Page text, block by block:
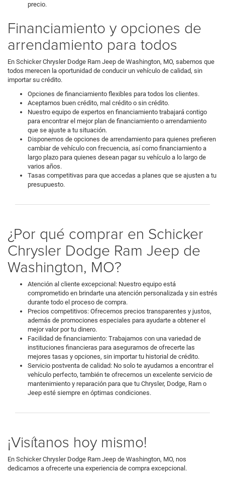
precio.
Financiamiento y opciones de
arrendamiento para todos
En Schicker Chrysler Dodge Ram Jeep de Washington, MO, sabemos que
todos merecen la oportunidad de conducir un vehículo de calidad, sin
importar su crédito.
Opciones de financiamiento flexibles para todos los clientes.
Aceptamos buen crédito, mal crédito o sin crédito.
Nuestro equipo de expertos en financiamiento trabajará contigo
para encontrar el mejor plan de financiamiento o arrendamiento
que se ajuste a tu situación.
Disponemos de opciones de arrendamiento para quienes prefieren
cambiar de vehículo con frecuencia, así como financiamiento a
largo plazo para quienes desean pagar su vehículo a lo largo de
varios años.
Tasas competitivas para que accedas a planes que se ajusten a tu
presupuesto.
¿Por qué comprar en Schicker
Chrysler Dodge Ram Jeep de
Washington, MO?
Atención al cliente excepcional: Nuestro equipo está
comprometido en brindarte una atención personalizada y sin estrés
durante todo el proceso de compra.
Precios competitivos: Ofrecemos precios transparentes y justos,
además de promociones especiales para ayudarte a obtener el
mejor valor por tu dinero.
Facilidad de financiamiento: Trabajamos con una variedad de
instituciones financieras para asegurarnos de ofrecerte las
mejores tasas y opciones, sin importar tu historial de crédito.
Servicio postventa de calidad: No solo te ayudamos a encontrar el
vehículo perfecto, también te ofrecemos un excelente servicio de
mantenimiento y reparación para que tu Chrysler, Dodge, Ram o
Jeep esté siempre en óptimas condiciones.
¡Visítanos hoy mismo!
En Schicker Chrysler Dodge Ram Jeep de Washington, MO, nos
dedicamos a ofrecerte una experiencia de compra excepcional.